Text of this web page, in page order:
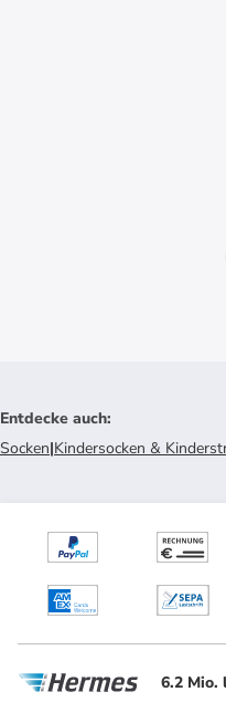
Entdecke auch:
Socken|Kindersocken &
6.2 Mio.